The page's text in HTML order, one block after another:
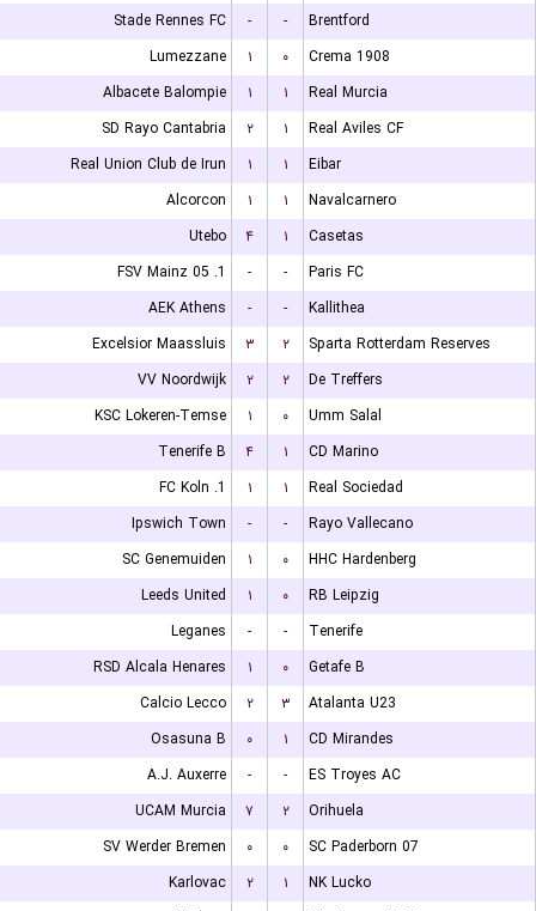
Stade Rennes FC
- -
Brentford
Lumezzane
۱ ۰
Crema 1908
Albacete Balompie
۱ ۱
Real Murcia
SD Rayo Cantabria
۲ ۱
Real Aviles CF
Real Union Club de Irun
۱ ۱
Eibar
Alcorcon
۱ ۱
Navalcarnero
Utebo
۴ ۱
Casetas
1. FSV Mainz 05
- -
Paris FC
AEK Athens
- -
Kallithea
Excelsior Maassluis
۳ ۲
Sparta Rotterdam Reserves
VV Noordwijk
۲ ۲
De Treffers
KSC Lokeren-Temse
۱ ۰
Umm Salal
Tenerife B
۴ ۱
CD Marino
1. FC Koln
۱ ۱
Real Sociedad
Ipswich Town
- -
Rayo Vallecano
SC Genemuiden
۱ ۰
HHC Hardenberg
Leeds United
۱ ۰
RB Leipzig
Leganes
- -
Tenerife
RSD Alcala Henares
۱ ۰
Getafe B
Calcio Lecco
۲ ۳
Atalanta U23
Osasuna B
۰ ۱
CD Mirandes
A.J. Auxerre
- -
ES Troyes AC
UCAM Murcia
۷ ۲
Orihuela
SV Werder Bremen
۰ ۰
SC Paderborn 07
Karlovac
۲ ۱
NK Lucko